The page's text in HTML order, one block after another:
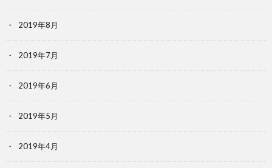
2019年8月
2019年7月
2019年6月
2019年5月
2019年4月